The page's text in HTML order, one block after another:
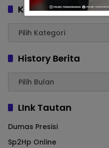
Kategori
History Berita
LInk Tautan
Dumas Presisi
Sp2Hp Online